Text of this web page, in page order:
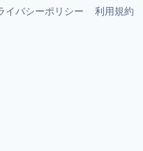
イバシーポリシー 利用規約